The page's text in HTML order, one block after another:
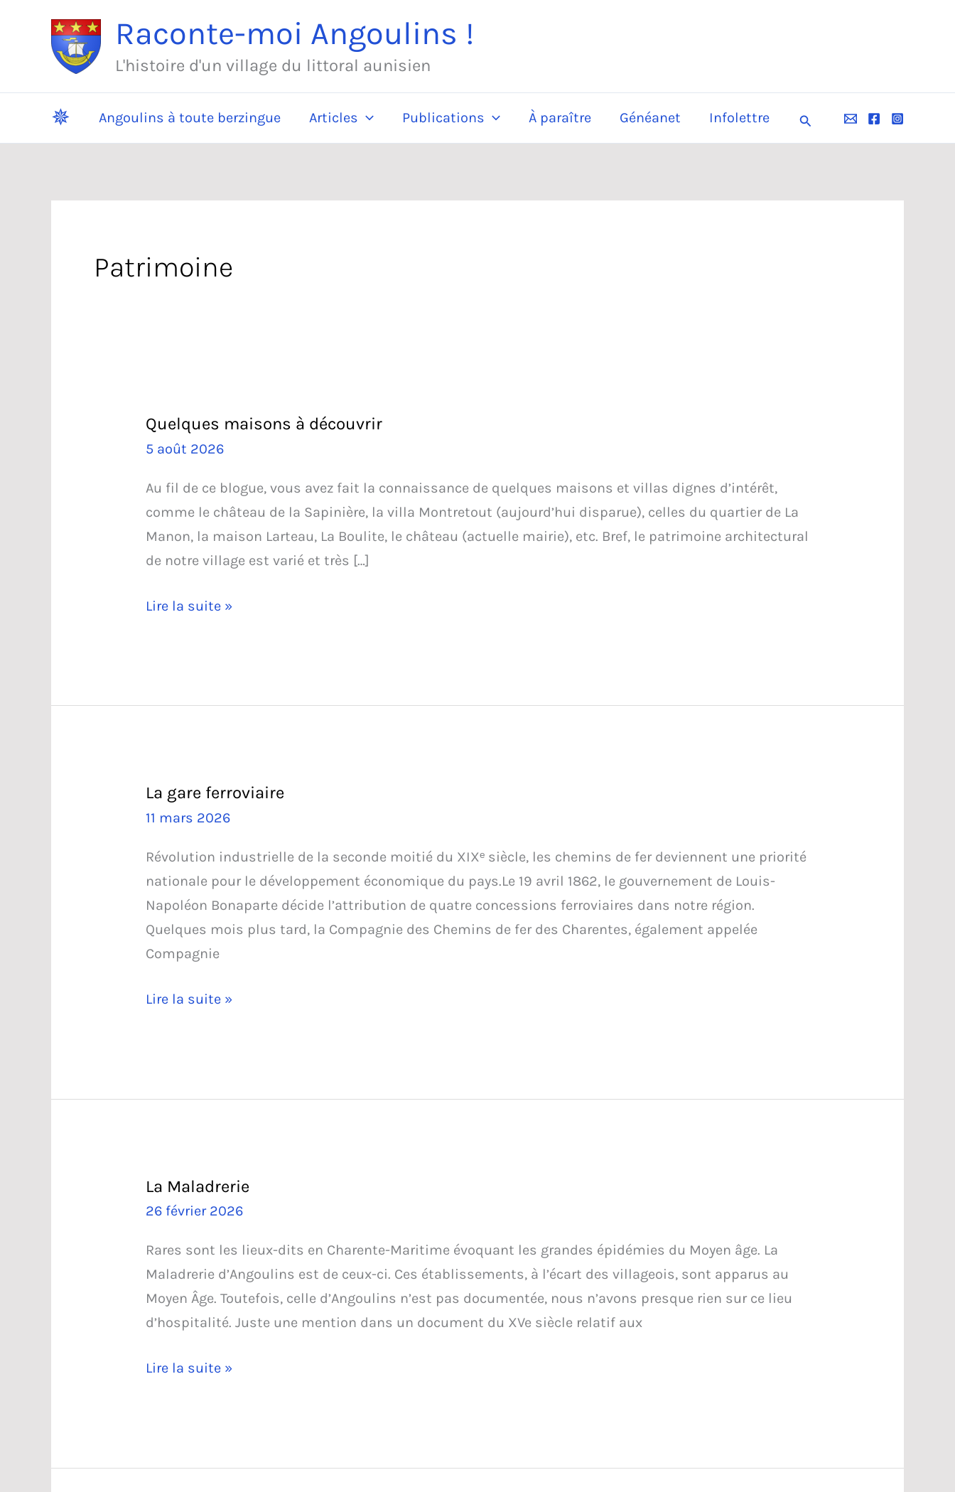
Raconte-moi Angoulins !
L'histoire d'un village du littoral aunisien
✵ Angoulins à toute berzingue Articles Publications À paraître Généanet Infolettre Rechercher
Patrimoine
Quelques maisons à découvrir
5 août 2026
Au fil de ce blogue, vous avez fait la connaissance de quelques maisons et villas dignes d’intérêt,
comme le château de la Sapinière, la villa Montretout (aujourd’hui disparue), celles du quartier de La
Manon, la maison Larteau, La Boulite, le château (actuelle mairie), etc. Bref, le patrimoine architectural
de notre village est varié et très […]
Quelques
Lire la suite »
La gare ferroviaire
11 mars 2026
Révolution industrielle de la seconde moitié du XIXᵉ siècle, les chemins de fer deviennent une priorité
nationale pour le développement économique du pays.Le 19 avril 1862, le gouvernement de Louis-
Napoléon Bonaparte décide l’attribution de quatre concessions ferroviaires dans notre région.
Quelques mois plus tard, la Compagnie des Chemins de fer des Charentes, également appelée
Compagnie
La
Lire la suite »
La Maladrerie
26 février 2026
Rares sont les lieux-dits en Charente-Maritime évoquant les grandes épidémies du Moyen âge. La
Maladrerie d’Angoulins est de ceux-ci. Ces établissements, à l’écart des villageois, sont apparus au
Moyen Âge. Toutefois, celle d’Angoulins n’est pas documentée, nous n’avons presque rien sur ce lieu
d’hospitalité. Juste une mention dans un document du XVe siècle relatif aux
La
Lire la suite »